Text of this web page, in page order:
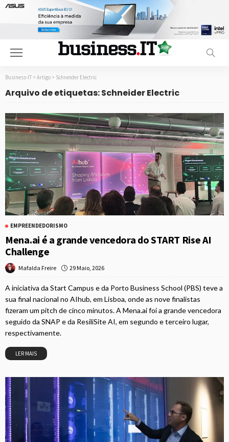
Business-IT > Artigo > Schneider Electric
Arquivo de etiquetas: Schneider Electric
EMPREENDEDORISMO
Mena.ai é a grande vencedora do START Rise AI
Challenge
Mafalda Freire 29 Maio, 2026
A iniciativa da Start Campus e da Porto Business School (PBS) teve a
sua final nacional no AIhub, em Lisboa, onde as nove finalistas
fizeram um pitch de cinco minutos. A Mena.ai foi a grande vencedora
seguido da SNAP e da ResiliSite AI, em segundo e terceiro lugar,
respectivamente.
LER MAIS